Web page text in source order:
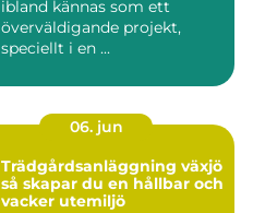
ibland kännas som ett
överväldigande projekt,
speciellt i en ...
06. jun
Trädgårdsanläggning växjö
så skapar du en hållbar och
vacker utemiljö